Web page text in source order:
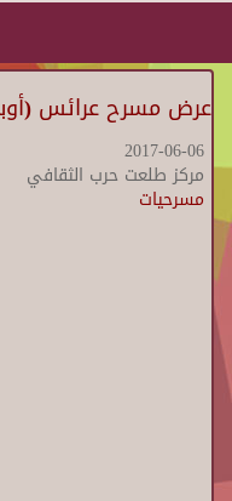
عرض مسرح عرائس
2017-06-06
مركز طلعت حرب الثقافي
مسرحيات